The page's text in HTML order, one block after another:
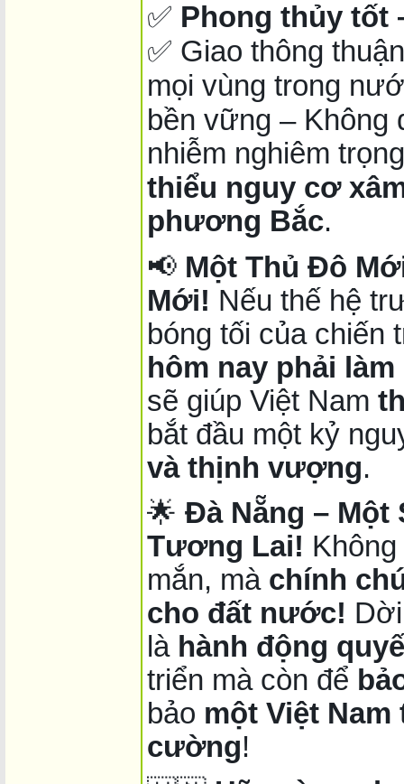
✅ Phong thủy tốt
✅ Giao thông
mọi vùng trong
bền vững – Không
nhiễm nghiêm
thiểu nguy cơ
phương Bắc.
📢 Một Thủ Đô
Mới! Nếu thế hệ
bóng tối của chiến
hôm nay phải
sẽ giúp Việt Nam
bắt đầu một kỷ
và thịnh vượng.
🌟 Đà Nẵng – Một
Tương Lai!
mắn, mà chính
cho đất nước!
là hành động
triển mà còn để
bảo một Việt
cường!